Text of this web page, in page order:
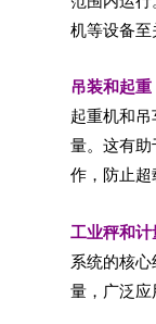
机等设备至
吊装和起重
起重机和
量。这有
作，防止超
工业秤和计
系统的核
量，广泛应